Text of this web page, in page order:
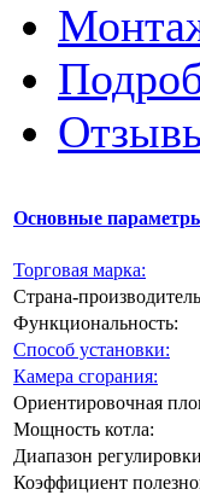
Основные
Торговая марка:
Страна-
Функциональность:
Способ установки:
Камера сгорания:
Ориентировочная
Мощность котла:
Диапазон
Коэффициент